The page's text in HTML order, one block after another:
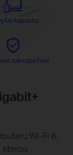
kapacita
zabezpečení
Wi-Fi 6,
kterou